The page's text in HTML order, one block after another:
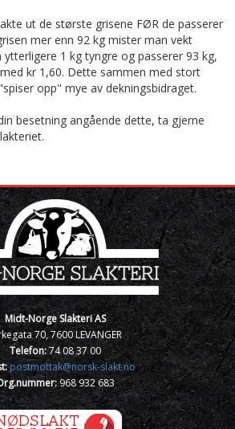
ut de største grisene FØR de passerer
mer enn 92 kg mister man vekt
1 kg tyngre og passerer 93 kg,
kr 1,60. Dette sammen med stort
opp" mye av dekningsbidraget.
besetning angående dette, ta gjerne
Midt-Norge Slakteri AS
70, 7600 LEVANGER
Telefon:74 08 37 00
postmottak@norsk-slakt.no
968 932 683